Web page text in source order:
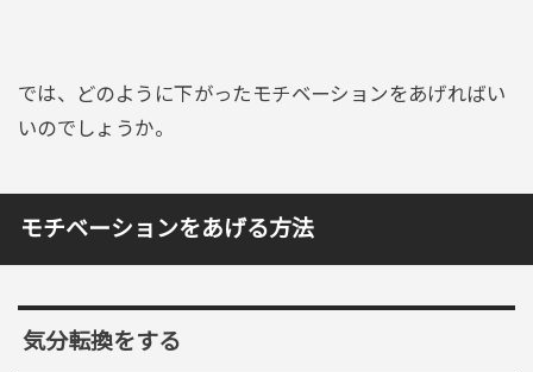
では、どのように下がったモチベーションをあげればい
いのでしょうか。
モチベーションをあげる方法
気分転換をする